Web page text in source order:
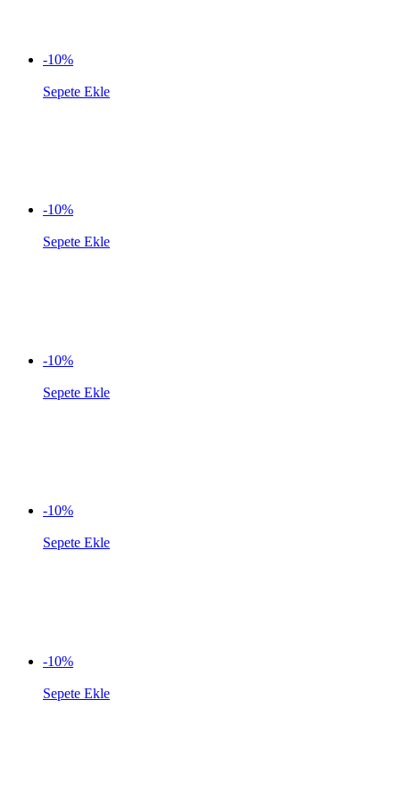
-10%
Sepete Ekle
-10%
Sepete Ekle
-10%
Sepete Ekle
-10%
Sepete Ekle
-10%
Sepete Ekle